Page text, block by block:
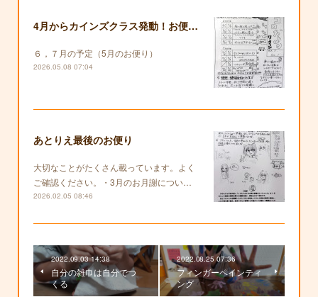
4月からカインズクラス発動！お便りも復活します！
６，７月の予定（5月のお便り）
2026.05.08 07:04
あとりえ最後のお便り
大切なことがたくさん載っています。よく
ご確認ください。・3月のお月謝につい…
2026.02.05 08:46
2022.09.03 14:38
自分の雑巾は自分でつ
くる
2022.08.25 07:36
フィンガーペインティ
ング